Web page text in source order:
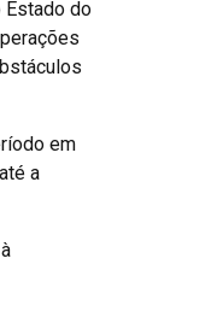
Estado do
em
a